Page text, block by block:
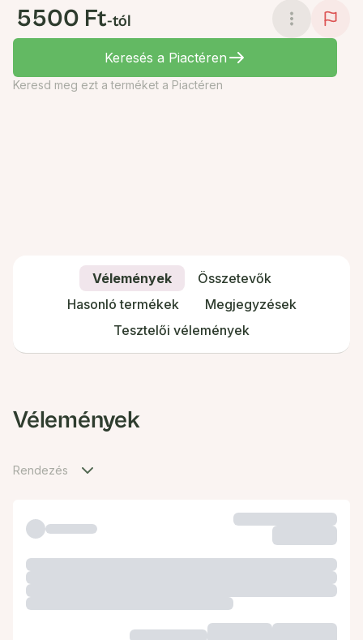
5500 Ft-tól
Keresés a Piactéren
Keresd meg ezt a terméket a Piactéren
Vélemények
Összetevők
Hasonló termékek
Megjegyzések
Tesztelői vélemények
Vélemények
Rendezés